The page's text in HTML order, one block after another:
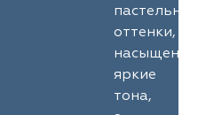
оттенки,
яркие
тона,